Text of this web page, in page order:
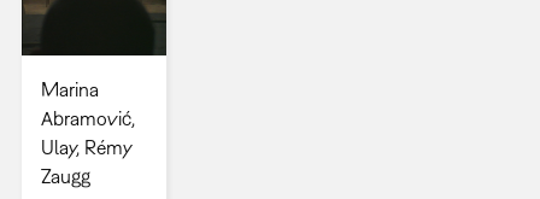
Marina
Abramović,
Ulay, Rémy
Zaugg